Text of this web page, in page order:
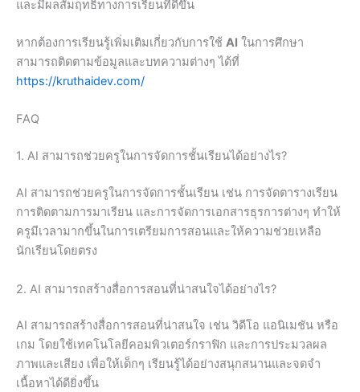
และมีผลสัมฤทธิ์ทางการเรียนที่ดีขึ้น
หากต้องการเรียนรู้เพิ่มเติมเกี่ยวกับการใช้ AI ในการศึกษา
สามารถติดตามข้อมูลและบทความต่างๆ ได้ที่
https://kruthaidev.com/
FAQ
1. AI สามารถช่วยครูในการจัดการชั้นเรียนได้อย่างไร?
AI สามารถช่วยครูในการจัดการชั้นเรียน เช่น การจัดตารางเรียน
การติดตามการมาเรียน และการจัดการเอกสารธุรการต่างๆ ทำให้
ครูมีเวลามากขึ้นในการเตรียมการสอนและให้ความช่วยเหลือ
นักเรียนโดยตรง
2. AI สามารถสร้างสื่อการสอนที่น่าสนใจได้อย่างไร?
AI สามารถสร้างสื่อการสอนที่น่าสนใจ เช่น วิดีโอ แอนิเมชัน หรือ
เกม โดยใช้เทคโนโลยีคอมพิวเตอร์กราฟิก และการประมวลผล
ภาพและเสียง เพื่อให้เด็กๆ เรียนรู้ได้อย่างสนุกสนานและจดจำ
เนื้อหาได้ดียิ่งขึ้น